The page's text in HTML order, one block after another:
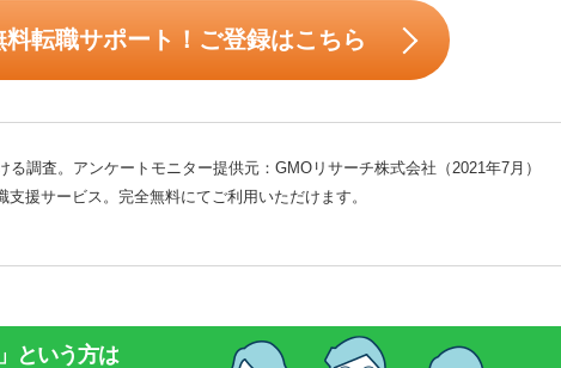
料転職サポート！ご登録はこちら
調査。アンケートモニター提供元：GMOリサーチ株式会社（2021年7月）
援サービス。完全無料にてご利用いただけます。
という方は